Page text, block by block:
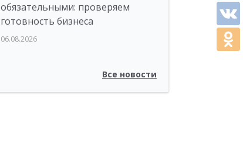
обязательными: проверяем
готовность бизнеса
06.08.2026
Все новости